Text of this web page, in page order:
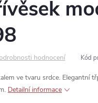
hodnocení Kód
ve tvaru srdce. Elegantní
Detailní informace